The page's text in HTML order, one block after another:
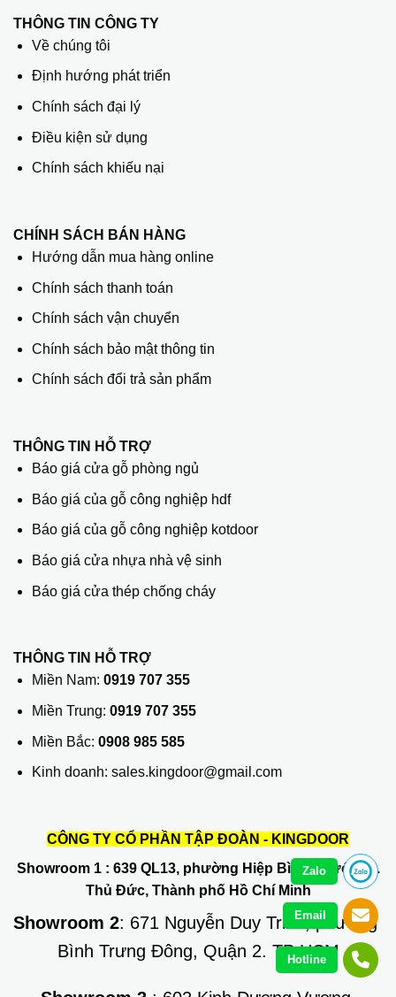
THÔNG TIN CÔNG TY
Về chúng tôi
Định hướng phát triển
Chính sách đại lý
Điều kiện sử dụng
Chính sách khiếu nại
CHÍNH SÁCH BÁN HÀNG
Hướng dẫn mua hàng online
Chính sách thanh toán
Chính sách vận chuyển
Chính sách bảo mật thông tin
Chính sách đổi trả sản phẩm
THÔNG TIN HỖ TRỢ
Báo giá cửa gỗ phòng ngủ
Báo giá của gỗ công nghiệp hdf
Báo giá của gỗ công nghiệp kotdoor
Báo giá cửa nhựa nhà vệ sinh
Báo giá cửa thép chống cháy
THÔNG TIN HỖ TRỢ
Miền Nam: 0919 707 355
Miền Trung: 0919 707 355
Miền Bắc: 0908 985 585
Kinh doanh: sales.kingdoor@gmail.com
CÔNG TY CỔ PHẦN TẬP ĐOÀN - KINGDOOR
Showroom 1: 639 QL13, phường Hiệp Bình Phước, Q.
Thủ Đức, Thành phố Hồ Chí Minh
Showroom 2: 671 Nguyễn Duy Trinh, phường
Bình Trưng Đông, Quận 2. TP HCM
Zalo
Email
Hotline